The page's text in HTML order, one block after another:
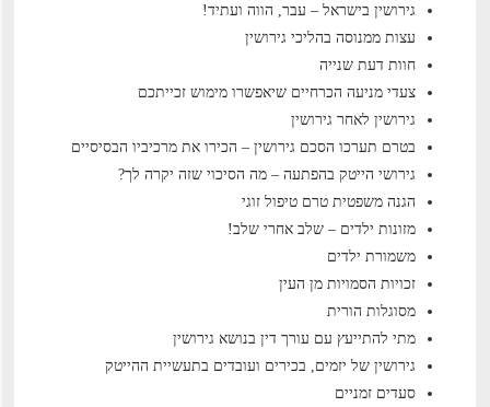
גירושין בישראל – עבר, הווה ועתיד!
עצות ממנוסה בהליכי גירושין
חוות דעת שנייה
צעדי מניעה הכרחיים שיאפשרו מימוש זכייתכם
גירושין לאחר גירושין
בטרם תערכו הסכם גירושין – הכירו את מרכיביו הבסיסיים
גירושי הייטק בהפתעה – מה הסיכוי שזה יקרה לך?
הגנה משפטית טרם טיפול זוגי
מזונות ילדים – שלב אחרי שלב!
משמורת ילדים
זכויות הסמויות מן העין
מסוגלות הורית
מתי להתייעץ עם עורך דין בנושא גירושין
גירושין של יזמים, בכירים ועובדים בתעשיית ההייטק
סעדים זמניים